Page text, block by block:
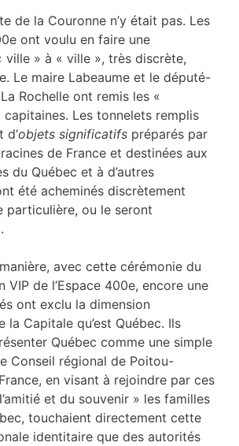
de la Couronne n’y était pas. Les
ont voulu en faire une
ville » à « ville », très discrète,
Le maire Labeaume et le député-
Rochelle ont remis les «
Les tonnelets remplis
d’objets significatifs préparés par
de France et destinées aux
du Québec et à d’autres
été acheminés discrètement
particulière, ou le seront
avec cette cérémonie du
VIP de l’Espace 400e, encore une
ont exclu la dimension
la Capitale qu’est Québec. Ils
Québec comme une simple
Conseil régional de Poitou-
en visant à rejoindre par ces
et du souvenir » les familles
touchaient directement cette
identitaire que des autorités